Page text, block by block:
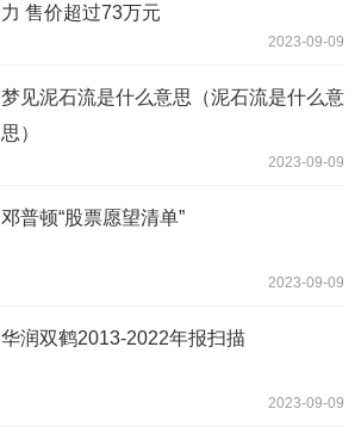
力 售价超过73万元
2023-09-09
梦见泥石流是什么意思（泥石流是什么意
思）
2023-09-09
邓普顿“股票愿望清单”
2023-09-09
华润双鹤2013-2022年报扫描
2023-09-09